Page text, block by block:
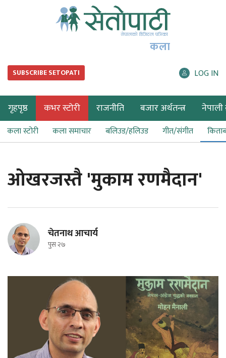
कला
SUBSCRIBE SETOPATI LOG IN
गृहपृष्ठ कभर स्टोरी राजनीति बजार अर्थतन्त्र नेपाली
कला स्टोरी कला समाचार बलिउड/हलिउड गीत/संगीत
ओखरजस्तै 'मुकाम रणमैदान'
चेतनाथ आचार्य
पुस २७